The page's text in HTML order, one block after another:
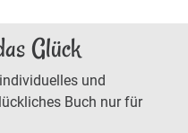
Glück
und
Buch nur für